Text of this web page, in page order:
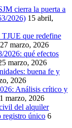
cierra la puerta a
2026) 15 abril,
que redefine
27 marzo, 2026
qué efectos
marzo, 2026
buena fe y
2026
Análisis crítico y
marzo, 2026
del alquiler
registro único 6